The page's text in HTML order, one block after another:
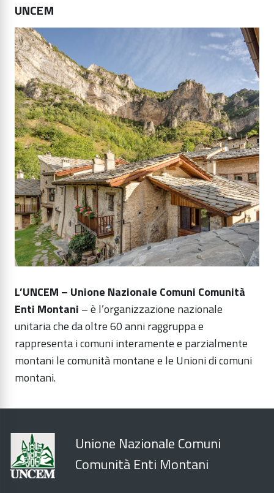
UNCEM
L’UNCEM – Unione Nazionale Comuni Comunità
Enti Montani – è l’organizzazione nazionale
unitaria che da oltre 60 anni raggruppa e
rappresenta i comuni interamente e parzialmente
montani le comunità montane e le Unioni di comuni
montani.
Unione Nazionale Comuni
Comunità Enti Montani